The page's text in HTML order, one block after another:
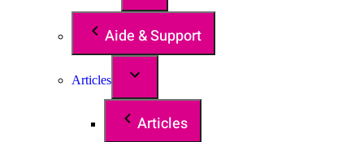
Aide & Support
Articles
Articles